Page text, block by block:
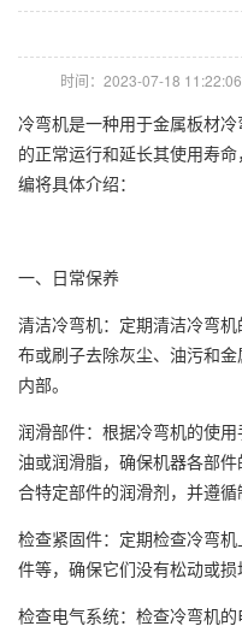
时间：2023-07-18 11:22:06
冷弯机是一种用于金属板材
的正常运行和延长其使用寿
编将具体介绍：
一、日常保养
清洁冷弯机：定期清洁冷弯
布或刷子去除灰尘、油污和
内部。
润滑部件：根据冷弯机的使
油或润滑脂，确保机器各部
合特定部件的润滑剂，并遵循
检查紧固件：定期检查冷弯
件等，确保它们没有松动或损
检查电气系统：检查冷弯机